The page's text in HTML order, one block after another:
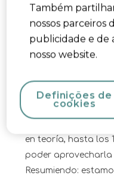
Também
nossos parceiros
publicidade e de
nosso website.
Definições de
cookies
instalar con el
principio nos costó
cumple con la
probado en
reposacabezas
en teoría, hasta los
poder
Resumiendo: